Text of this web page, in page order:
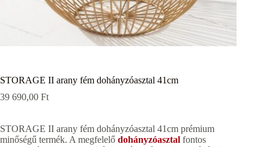
STORAGE II arany fém dohányzóasztal 41cm
39 690,00 Ft
STORAGE II arany fém dohányzóasztal 41cm prémium
minőségű termék. A megfelelő dohányzóasztal fontos